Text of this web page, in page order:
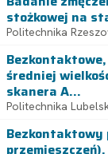
stożkowej na
Politechnika
średniej
skanera A...
Politechnika
Bezkontaktowy